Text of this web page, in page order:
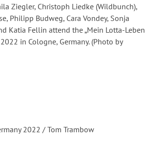
Ziegler, Christoph Liedke (Wildbunch),
Philipp Budweg, Cara Vondey, Sonja
Katia Fellin attend the „Mein Lotta-Leben
in Cologne, Germany. (Photo by
2022 / Tom Trambow